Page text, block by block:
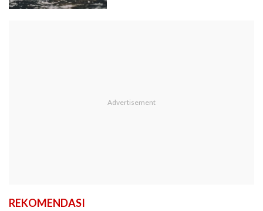
REKOMENDASI